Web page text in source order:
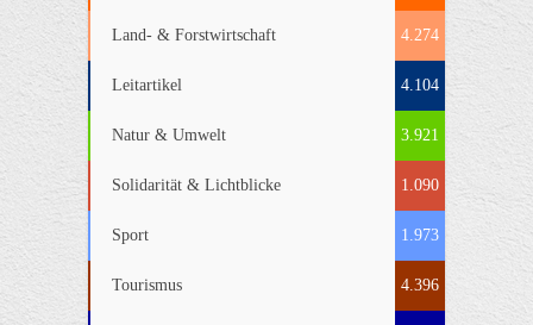
Land- & Forstwirtschaft 4.274
Leitartikel 4.104
Natur & Umwelt 3.921
Solidarität & Lichtblicke 1.090
Sport 1.973
Tourismus 4.396